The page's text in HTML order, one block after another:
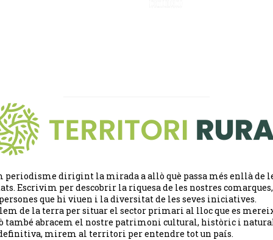
periodisme dirigint la mirada a allò què passa més enllà de
Escrivim per descobrir la riquesa de les nostres
que hi viuen i la diversitat de les seves iniciatives.
de la terra per situar el sector primari al lloc que es
també abracem el nostre patrimoni cultural, històric i
mirem al territori per entendre tot un país.